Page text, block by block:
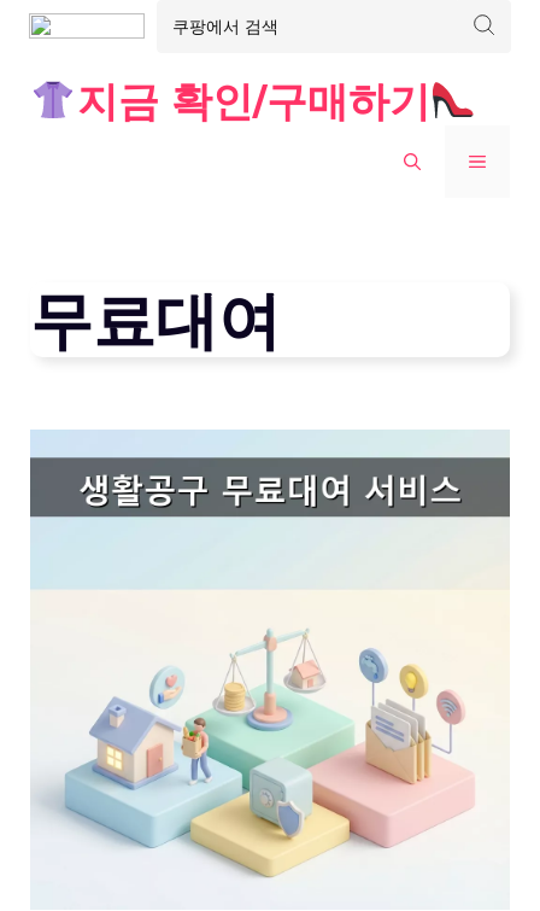
지금 확인/구매하기
MENU
무료대여